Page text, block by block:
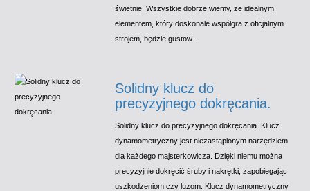
świetnie. Wszystkie dobrze wiemy, że idealnym
elementem, który doskonale współgra z oficjalnym
strojem, będzie gustow...
Solidny klucz do
precyzyjnego dokręcania.
Solidny klucz do precyzyjnego dokręcania. Klucz
dynamometryczny jest niezastąpionym narzędziem
dla każdego majsterkowicza. Dzięki niemu można
precyzyjnie dokręcić śruby i nakrętki, zapobiegając
uszkodzeniom czy luzom. Klucz dynamometryczny